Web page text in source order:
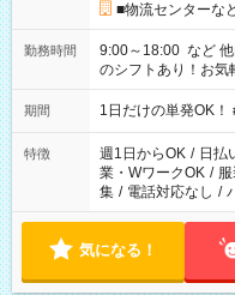
■物流センター
勤務時間
9:00～18:00 など 他にも ▼10:00～19:00 ▼18:00～21:00 など
のシフトあり！お気
期間 1日だけの単発OK
特徴 週1日からOK / 日払
業・WワークOK /
集 / 電話対応なし /
気になる！